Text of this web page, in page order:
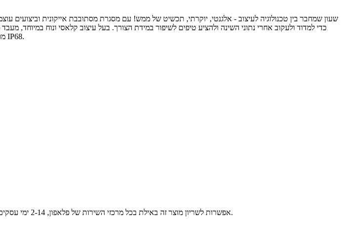
ופונקציונלי, Gemini מובנה, רמקול ומיקרופון למענה לשיחות, טעינה אלחוטית מהירה ועמידות למים ואבק בתקן IP68.
אפשרות לשריון מוצר זה באילת בכל מרכזי השירות של פלאפון, 2-14 ימי עסקים לפני הגעתך לאילת. יש לבחור נקודה לאיסוף ומועד איסוף, המוצרים יישמרו עבורך עד 3 ימים עסקים נוספים.